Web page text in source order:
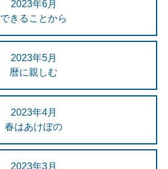
2023年6月
できることから
2023年5月
暦に親しむ
2023年4月
春はあけぼの
2023年3月